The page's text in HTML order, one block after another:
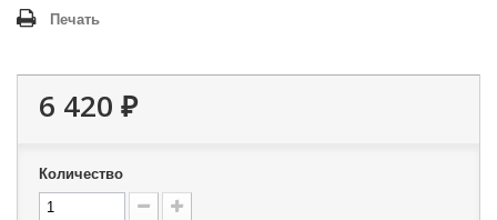
Печать
6 420 ₽
Количество